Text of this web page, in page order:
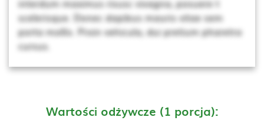
interdum maximus risusc vivagna, posuere t
scelerisque. Donec dapibus mauris vitae sem
porta mollis. Proin vehicula, dui pretium pharetra
cursus.
Wartości odżywcze (1 porcja):